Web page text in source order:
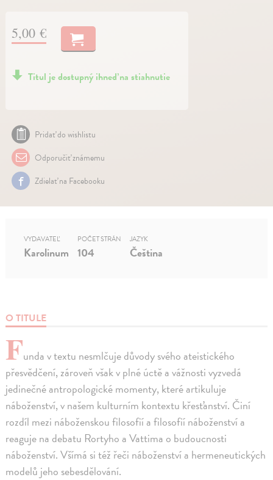
5,00 €
Titul je dostupný ihneď na stiahnutie
Pridať do wishlistu
Odporučiť známemu
Zdielať na Facebooku
O TITULE
Funda v textu nesmlčuje důvody svého ateistického
přesvědčení, zároveň však v plné úctě a vážnosti vyzvedá
jedinečné antropologické momenty, které artikuluje
náboženství, v našem kulturním kontextu křesťanství. Činí
rozdíl mezi náboženskou filosofií a filosofií náboženství a
reaguje na debatu Rortyho a Vattima o budoucnosti
náboženství. Všímá si též řeči náboženství a hermeneutických
modelů jeho sebesdělování.
VYDAVATEĽ
Karolinum
POČET STRÁN
104
JAZYK
Čeština